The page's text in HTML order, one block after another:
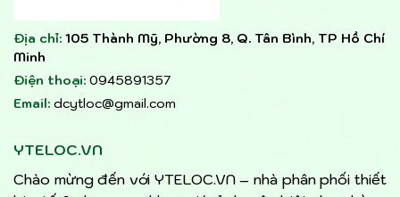
Địa chỉ: 105 Thành Mỹ, Phường 8, Q. Tân Bình, TP Hồ Chí
Minh
Điện thoại: 0945891357
Email: dcytloc@gmail.com
YTELOC.VN
Chào mừng đến với YTELOC.VN – nhà phân phối thiết